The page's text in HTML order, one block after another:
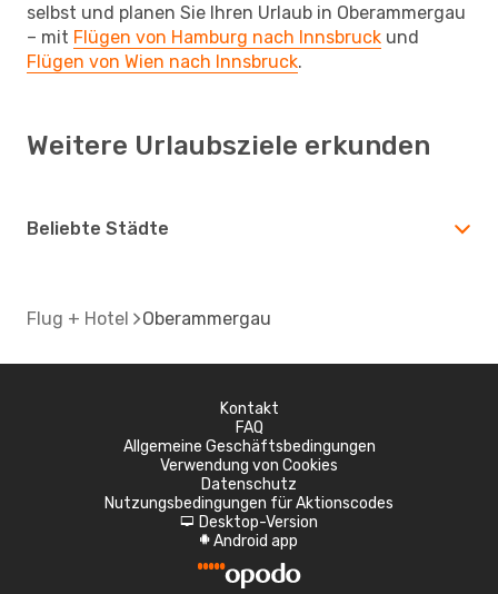
selbst und planen Sie Ihren Urlaub in Oberammergau
– mit Flügen von Hamburg nach Innsbruck und
Flügen von Wien nach Innsbruck.
Weitere Urlaubsziele erkunden
Beliebte Städte
Flug + Hotel Oberammergau
Kontakt
FAQ
Allgemeine Geschäftsbedingungen
Verwendung von Cookies
Datenschutz
Nutzungsbedingungen für Aktionscodes
d Desktop-Version
A Android app